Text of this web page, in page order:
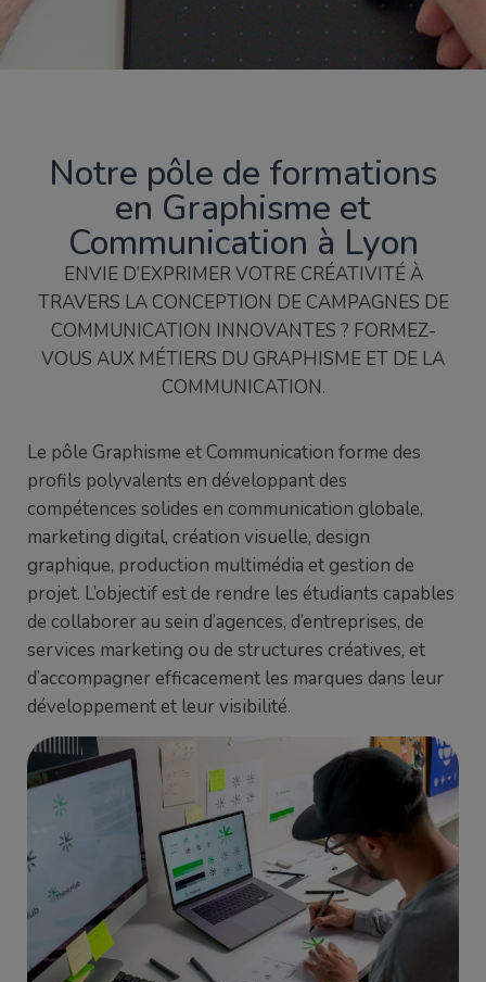
Notre pôle de formations
en Graphisme et
Communication à Lyon
ENVIE D’EXPRIMER VOTRE CRÉATIVITÉ À
TRAVERS LA CONCEPTION DE CAMPAGNES DE
COMMUNICATION INNOVANTES ? FORMEZ-
VOUS AUX MÉTIERS DU GRAPHISME ET DE LA
COMMUNICATION.
Le pôle Graphisme et Communication forme des
profils polyvalents en développant des
compétences solides en communication globale,
marketing digital, création visuelle, design
graphique, production multimédia et gestion de
projet. L’objectif est de rendre les étudiants capables
de collaborer au sein d’agences, d’entreprises, de
services marketing ou de structures créatives, et
d’accompagner efficacement les marques dans leur
développement et leur visibilité.